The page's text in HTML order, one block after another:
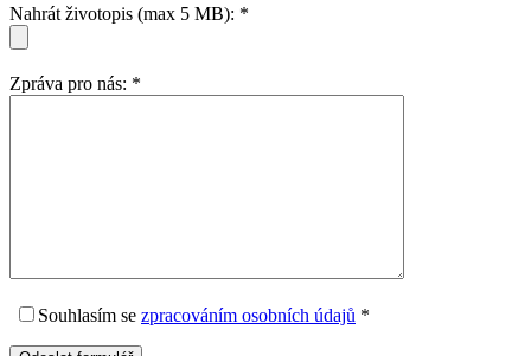
Nahrát životopis (max 5 MB): *
Zpráva pro nás: *
Souhlasím se zpracováním osobních údajů *